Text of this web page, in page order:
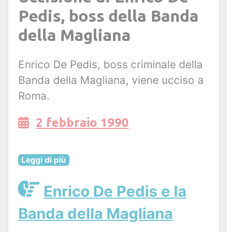
Pedis, boss della Banda
della Magliana
Enrico De Pedis, boss criminale della
Banda della Magliana, viene ucciso a
Roma.
2 febbraio 1990
Leggi di più
Enrico De Pedis e la
Banda della Magliana